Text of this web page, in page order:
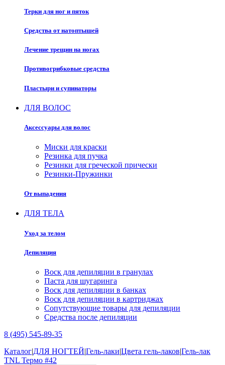
Терки для ног и пяток
Средства от натоптышей
Лечение трещин на ногах
Противогрибковые средства
Пластыри и супинаторы
ДЛЯ ВОЛОС
Аксессуары для волос
Миски для краски
Резинка для пучка
Резинки для греческой прически
Резинки-Пружинки
От выпадения
ДЛЯ ТЕЛА
Уход за телом
Депиляция
Воск для депиляции в гранулах
Паста для шугаринга
Воск для депиляции в банках
Воск для депиляции в картриджах
Сопутствующие товары для депиляции
Средства после депиляции
8 (495) 545-89-35
Каталог|ДЛЯ НОГТЕЙ|Гель-лаки|Цвета гель-лаков|Гель-лак
TNL Термо #42